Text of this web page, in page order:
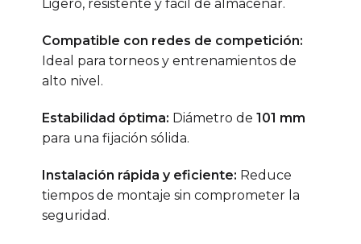
Ligero, resistente y fácil de almacenar.
Compatible con redes de competición:
Ideal para torneos y entrenamientos de
alto nivel.
Estabilidad óptima: Diámetro de 101 mm
para una fijación sólida.
Instalación rápida y eficiente: Reduce
tiempos de montaje sin comprometer la
seguridad.